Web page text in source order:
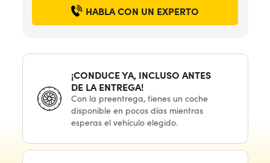
HABLA CON UN EXPERTO
¡CONDUCE YA, INCLUSO ANTES
DE LA ENTREGA!
Con la preentrega,tienes un coche
disponible en pocosdías mientras
esperas el vehículoelegido.